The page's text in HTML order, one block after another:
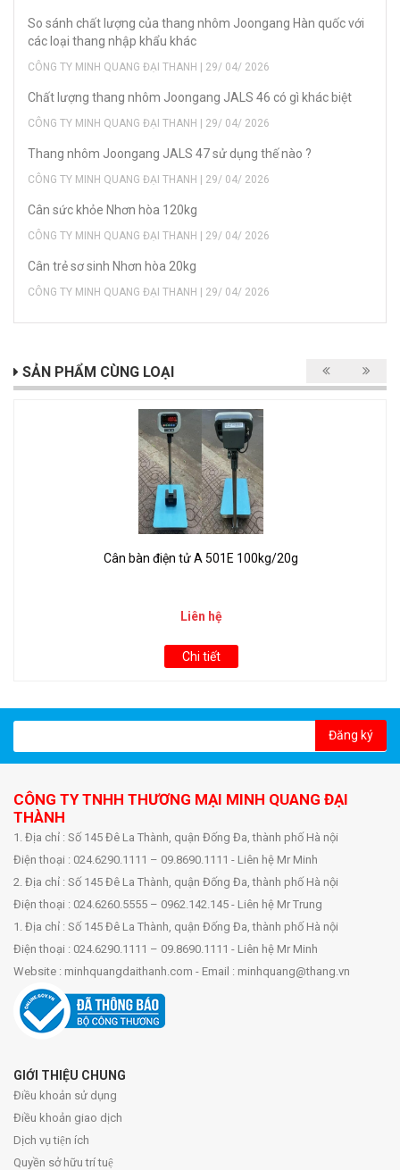
So sánh chất lượng của thang nhôm Joongang Hàn quốc với
các loại thang nhập khẩu khác
CÔNG TY MINH QUANG ĐẠI THANH | 29/ 04/ 2026
Chất lượng thang nhôm Joongang JALS 46 có gì khác biệt
CÔNG TY MINH QUANG ĐẠI THANH | 29/ 04/ 2026
Thang nhôm Joongang JALS 47 sử dụng thế nào ?
CÔNG TY MINH QUANG ĐẠI THANH | 29/ 04/ 2026
Cân sức khỏe Nhơn hòa 120kg
CÔNG TY MINH QUANG ĐẠI THANH | 29/ 04/ 2026
Cân trẻ sơ sinh Nhơn hòa 20kg
CÔNG TY MINH QUANG ĐẠI THANH | 29/ 04/ 2026
SẢN PHẨM CÙNG LOẠI
Cân bàn điện tử A 501E 100kg/20g
Liên hệ
Chi tiết
Đăng ký
CÔNG TY TNHH THƯƠNG MẠI MINH QUANG ĐẠI
THÀNH
1. Địa chỉ : Số 145 Đê La Thành, quận Đống Đa, thành phố Hà nội
Điện thoại : 024.6290.1111 – 09.8690.1111 - Liên hệ Mr Minh
2. Địa chỉ : Số 145 Đê La Thành, quận Đống Đa, thành phố Hà nội
Điện thoại : 024.6260.5555 – 0962.142.145 - Liên hệ Mr Trung
1. Địa chỉ : Số 145 Đê La Thành, quận Đống Đa, thành phố Hà nội
Điện thoại : 024.6290.1111 – 09.8690.1111 - Liên hệ Mr Minh
Website : minhquangdaithanh.com - Email : minhquang@thang.vn
GIỚI THIỆU CHUNG
Điều khoản sử dụng
Điều khoản giao dịch
Dịch vụ tiện ích
Quyền sở hữu trí tuệ